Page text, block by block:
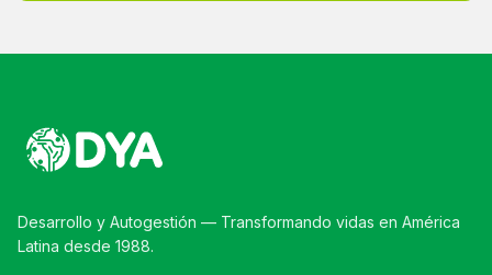
Desarrollo y Autogestión — Transformando vidas en América
Latina desde 1988.